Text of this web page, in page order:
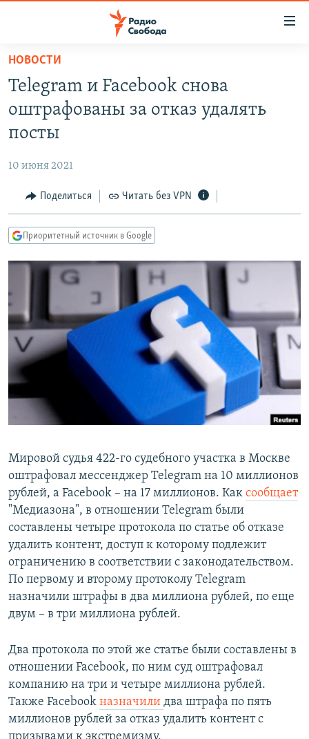
упрощенного
доступа
основному
Вернутся
Вернутся
ПРОГРАММЫ
ПОДКАСТЫ
АВТОРСКИЕ ПРОЕКТЫ
МНЕНИЯ
КУЛЬТУРА
КАВКАЗ.РЕАЛИИ
СЕВЕР.РЕАЛИИ
СИБИРЬ.РЕАЛИИ
РАСПИСАНИЕ ВЕЩАНИЯ
ПОДПИШИТЕСЬ НА РАССЫЛКУ
СОЦИАЛЬНЫЕ СЕТИ
Все сайты РСЕ/РС
НОВОСТИ
Telegram и Facebook снова
оштрафованы за отказ удалять
посты
10 июня 2021
Поделиться Читать без VPN
Приоритетный источник в Google
Мировой судья 422-го судебного участка в Москве
оштрафовал мессенджер Telegram на 10 миллионов
рублей, а Facebook – на 17 миллионов. Как сообщает
"Медиазона", в отношении Telegram были
составлены четыре протокола по статье об отказе
удалить контент, доступ к которому подлежит
ограничению в соответствии с законодательством.
По первому и второму протоколу Telegram
назначили штрафы в два миллиона рублей, по еще
двум – в три миллиона рублей.
Два протокола по этой же статье были составлены в
отношении Facebook, по ним суд оштрафовал
компанию на три и четыре миллиона рублей.
Также Facebook назначили два штрафа по пять
миллионов рублей за отказ удалить контент с